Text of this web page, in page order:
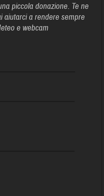
piccola donazione. Te ne
aiutarci a rendere sempre
e webcam